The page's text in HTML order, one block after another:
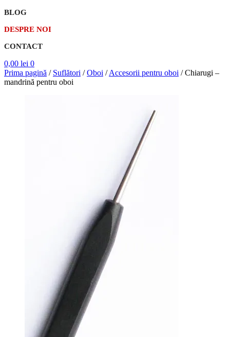
BLOG
DESPRE NOI
CONTACT
0,00 lei 0
Prima pagină / Suflători /Oboi /Accesorii pentru oboi /Chiarugi –
mandrină pentru oboi